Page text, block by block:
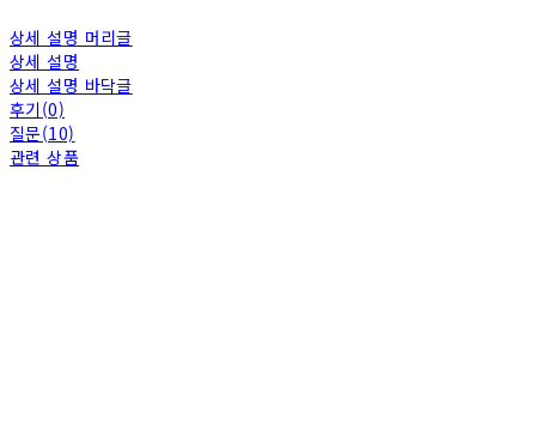
상세 설명 머리글
상세 설명
상세 설명 바닥글
후기(0)
질문(10)
관련 상품